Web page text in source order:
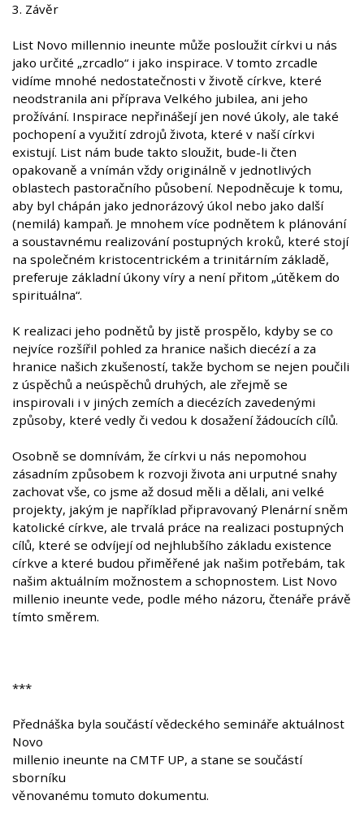
3. Závěr
List Novo millennio ineunte může posloužit církvi u nás
jako určité „zrcadlo“ i jako inspirace. V tomto zrcadle
vidíme mnohé nedostatečnosti v životě církve, které
neodstranila ani příprava Velkého jubilea, ani jeho
prožívání. Inspirace nepřinášejí jen nové úkoly, ale také
pochopení a využití zdrojů života, které v naší církvi
existují. List nám bude takto sloužit, bude-li čten
opakovaně a vnímán vždy originálně v jednotlivých
oblastech pastoračního působení. Nepodněcuje k tomu,
aby byl chápán jako jednorázový úkol nebo jako další
(nemilá) kampaň. Je mnohem více podnětem k plánování
a soustavnému realizování postupných kroků, které stojí
na společném kristocentrickém a trinitárním základě,
preferuje základní úkony víry a není přitom „útěkem do
spirituálna“.
K realizaci jeho podnětů by jistě prospělo, kdyby se co
nejvíce rozšířil pohled za hranice našich diecézí a za
hranice našich zkušeností, takže bychom se nejen poučili
z úspěchů a neúspěchů druhých, ale zřejmě se
inspirovali i v jiných zemích a diecézích zavedenými
způsoby, které vedly či vedou k dosažení žádoucích cílů.
Osobně se domnívám, že církvi u nás nepomohou
zásadním způsobem k rozvoji života ani urputné snahy
zachovat vše, co jsme až dosud měli a dělali, ani velké
projekty, jakým je například připravovaný Plenární sněm
katolické církve, ale trvalá práce na realizaci postupných
cílů, které se odvíjejí od nejhlubšího základu existence
církve a které budou přiměřené jak našim potřebám, tak
našim aktuálním možnostem a schopnostem. List Novo
millenio ineunte vede, podle mého názoru, čtenáře právě
tímto směrem.
***
Přednáška byla součástí vědeckého semináře aktuálnost
Novo
millenio ineunte na CMTF UP, a stane se součástí
sborníku
věnovanému tomuto dokumentu.